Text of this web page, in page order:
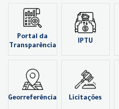
Portal da
Transparência
IPTU
Georreferência Licitações